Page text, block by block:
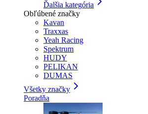
Ďalšia kategória
Obľúbené značky
Kavan
Traxxas
Yeah Racing
Spektrum
HUDY
PELIKAN
DUMAS
Všetky značky
Poradňa